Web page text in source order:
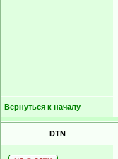
Вернуться к началу
DTN